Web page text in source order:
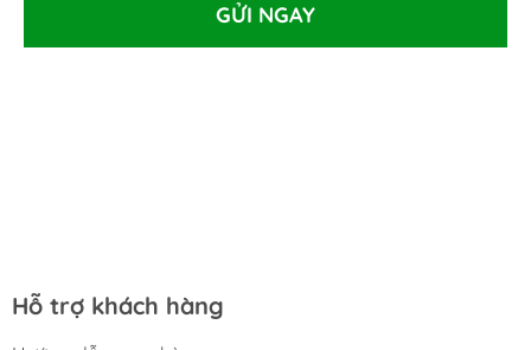
GỬI NGAY
Hỗ trợ khách hàng